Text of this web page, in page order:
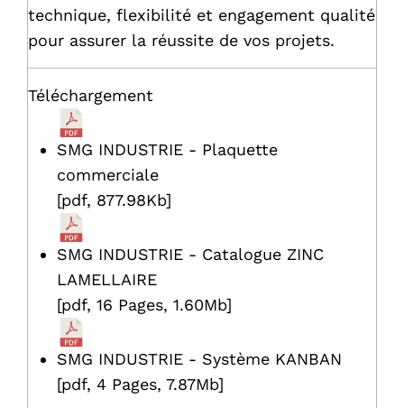
technique, flexibilité et engagement qualité
pour assurer la réussite de vos projets.
Téléchargement
SMG INDUSTRIE - Plaquette
commerciale
[pdf, 877.98Kb]
SMG INDUSTRIE - Catalogue ZINC
LAMELLAIRE
[pdf, 16 Pages, 1.60Mb]
SMG INDUSTRIE - Système KANBAN
[pdf, 4 Pages, 7.87Mb]